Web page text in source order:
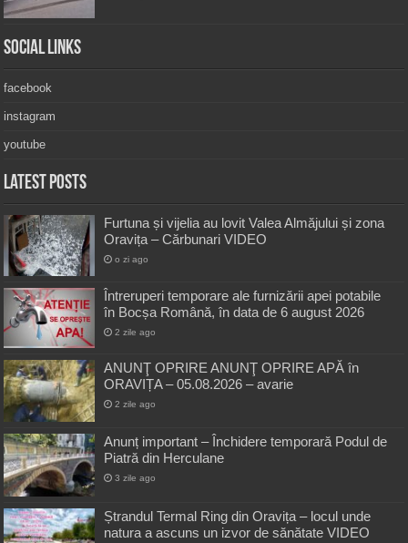
Social Links
facebook
instagram
youtube
Latest Posts
Furtuna și vijelia au lovit Valea Almăjului și zona
Oravița – Cărbunari VIDEO
o zi ago
Întreruperi temporare ale furnizării apei potabile
în Bocșa Română, în data de 6 august 2026
2 zile ago
ANUNŢ OPRIRE ANUNŢ OPRIRE APĂ în
ORAVIȚA – 05.08.2026 – avarie
2 zile ago
Anunț important – Închidere temporară Podul de
Piatră din Herculane
3 zile ago
Ștrandul Termal Ring din Oravița – locul unde
natura a ascuns un izvor de sănătate VIDEO